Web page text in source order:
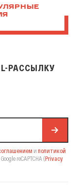
РАССЫЛКУ
и политикой
reCAPTCHA (Privacy